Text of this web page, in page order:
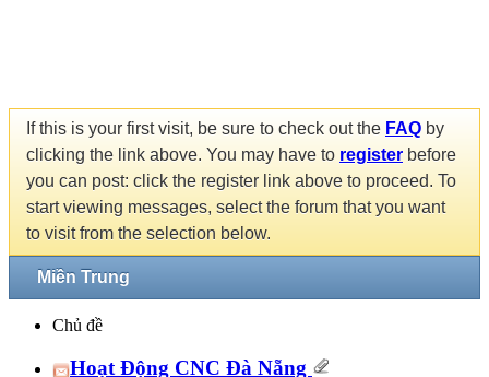
If this is your first visit, be sure to check out the FAQ by
clicking the link above. You may have to register before
you can post: click the register link above to proceed. To
start viewing messages, select the forum that you want
to visit from the selection below.
Miền Trung
Chủ đề
Hoạt Động CNC Đà Nẵng